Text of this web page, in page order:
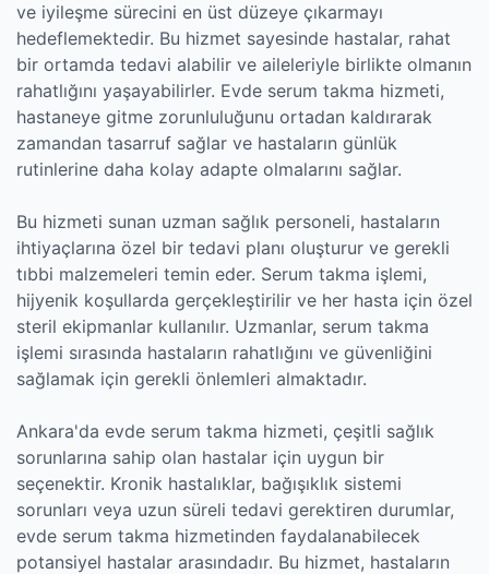
ve iyileşme sürecini en üst düzeye çıkarmayı
hedeflemektedir. Bu hizmet sayesinde hastalar, rahat
bir ortamda tedavi alabilir ve aileleriyle birlikte olmanın
rahatlığını yaşayabilirler. Evde serum takma hizmeti,
hastaneye gitme zorunluluğunu ortadan kaldırarak
zamandan tasarruf sağlar ve hastaların günlük
rutinlerine daha kolay adapte olmalarını sağlar.
Bu hizmeti sunan uzman sağlık personeli, hastaların
ihtiyaçlarına özel bir tedavi planı oluşturur ve gerekli
tıbbi malzemeleri temin eder. Serum takma işlemi,
hijyenik koşullarda gerçekleştirilir ve her hasta için özel
steril ekipmanlar kullanılır. Uzmanlar, serum takma
işlemi sırasında hastaların rahatlığını ve güvenliğini
sağlamak için gerekli önlemleri almaktadır.
Ankara'da evde serum takma hizmeti, çeşitli sağlık
sorunlarına sahip olan hastalar için uygun bir
seçenektir. Kronik hastalıklar, bağışıklık sistemi
sorunları veya uzun süreli tedavi gerektiren durumlar,
evde serum takma hizmetinden faydalanabilecek
potansiyel hastalar arasındadır. Bu hizmet, hastaların